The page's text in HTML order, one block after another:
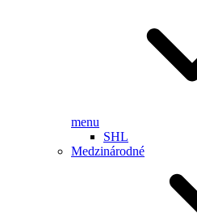
menu
SHL
Medzinárodné